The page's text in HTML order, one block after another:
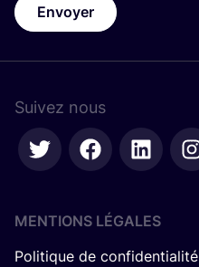
Envoyer
Suivez nous
MENTIONS LÉGALES
Politique de confidentialité